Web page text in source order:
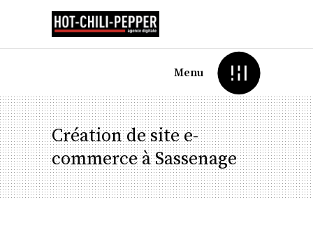
Menu
Création de site e-
commerce à Sassenage